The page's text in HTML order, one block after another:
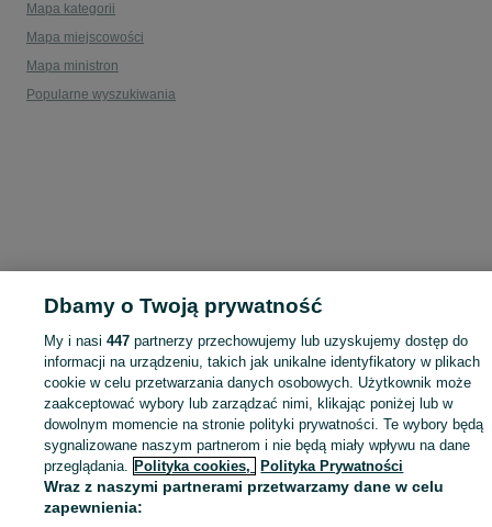
Mapa kategorii
Mapa miejscowości
Mapa ministron
Popularne wyszukiwania
Dbamy o Twoją prywatność
My i nasi447 partnerzy przechowujemy lub uzyskujemy dostęp do
informacji na urządzeniu, takich jak unikalne identyfikatory w plikach
cookie w celu przetwarzania danych osobowych. Użytkownik może
zaakceptować wybory lub zarządzać nimi, klikając poniżej lub w
dowolnym momencie na stronie polityki prywatności. Te wybory będą
sygnalizowane naszym partnerom i nie będą miały wpływu na dane
przeglądania. Polityka cookies, Polityka Prywatności
Wraz z naszymi partnerami przetwarzamy dane w celu
zapewnienia: